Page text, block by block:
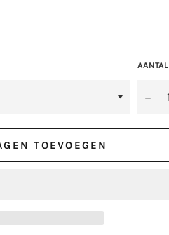
AANTAL
−
TOEVOEGEN